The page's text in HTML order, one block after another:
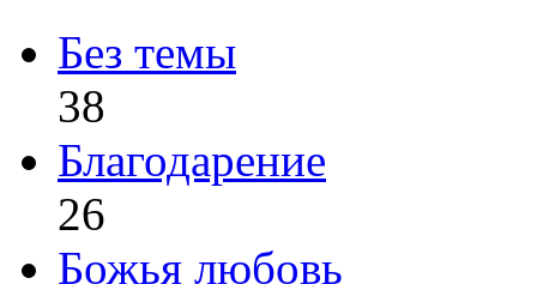
Без темы
38
Благодарение
26
Божья любовь